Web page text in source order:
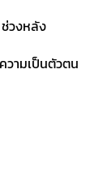
ช่วงหลัง
วามเป็นตัวตน